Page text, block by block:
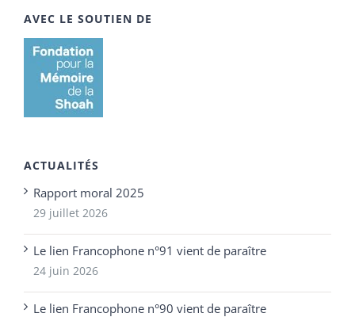
AVEC LE SOUTIEN DE
ACTUALITÉS
Rapport moral 2025
29 juillet 2026
Le lien Francophone n°91 vient de paraître
24 juin 2026
Le lien Francophone n°90 vient de paraître